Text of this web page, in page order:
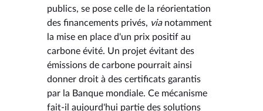
publics, se pose celle de la réorientation
des financements privés, vianotamment
la mise en place d'un prix positif au
carbone évité. Un projet évitant des
émissions de carbone pourrait ainsi
donner droit à des certificats garantis
par la Banque mondiale. Ce mécanisme
fait-il aujourd'hui partie des solutions